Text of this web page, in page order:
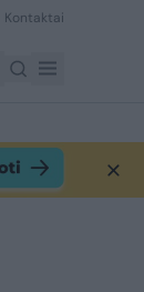
Kontaktai